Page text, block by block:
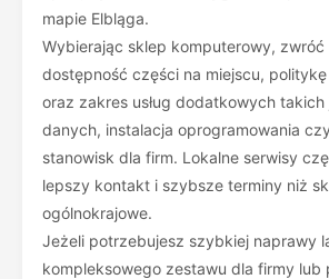
mapie Elbląga.
Wybierając sklep komputerowy, zwróć
dostępność części na miejscu,
oraz zakres usług dodatkowych
danych, instalacja oprogramowania
stanowisk dla firm. Lokalne serwisy
lepszy kontakt i szybsze terminy niż
ogólnokrajowe.
Jeżeli potrzebujesz szybkiej naprawy
kompleksowego zestawu dla firmy lub